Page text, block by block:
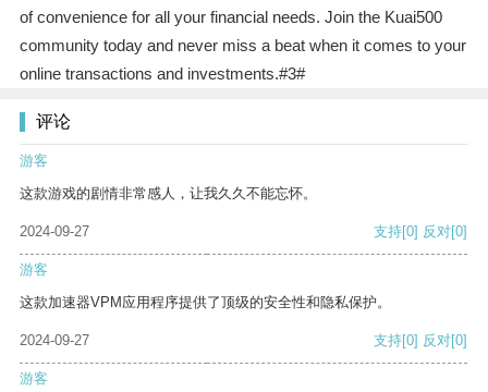
of convenience for all your financial needs. Join the Kuai500
community today and never miss a beat when it comes to your
online transactions and investments.#3#
评论
游客
这款游戏的剧情非常感人，让我久久不能忘怀。
2024-09-27 支持[0] 反对[0]
游客
这款加速器VPM应用程序提供了顶级的安全性和隐私保护。
2024-09-27 支持[0] 反对[0]
游客